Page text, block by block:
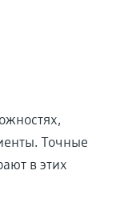
Точные
в этих